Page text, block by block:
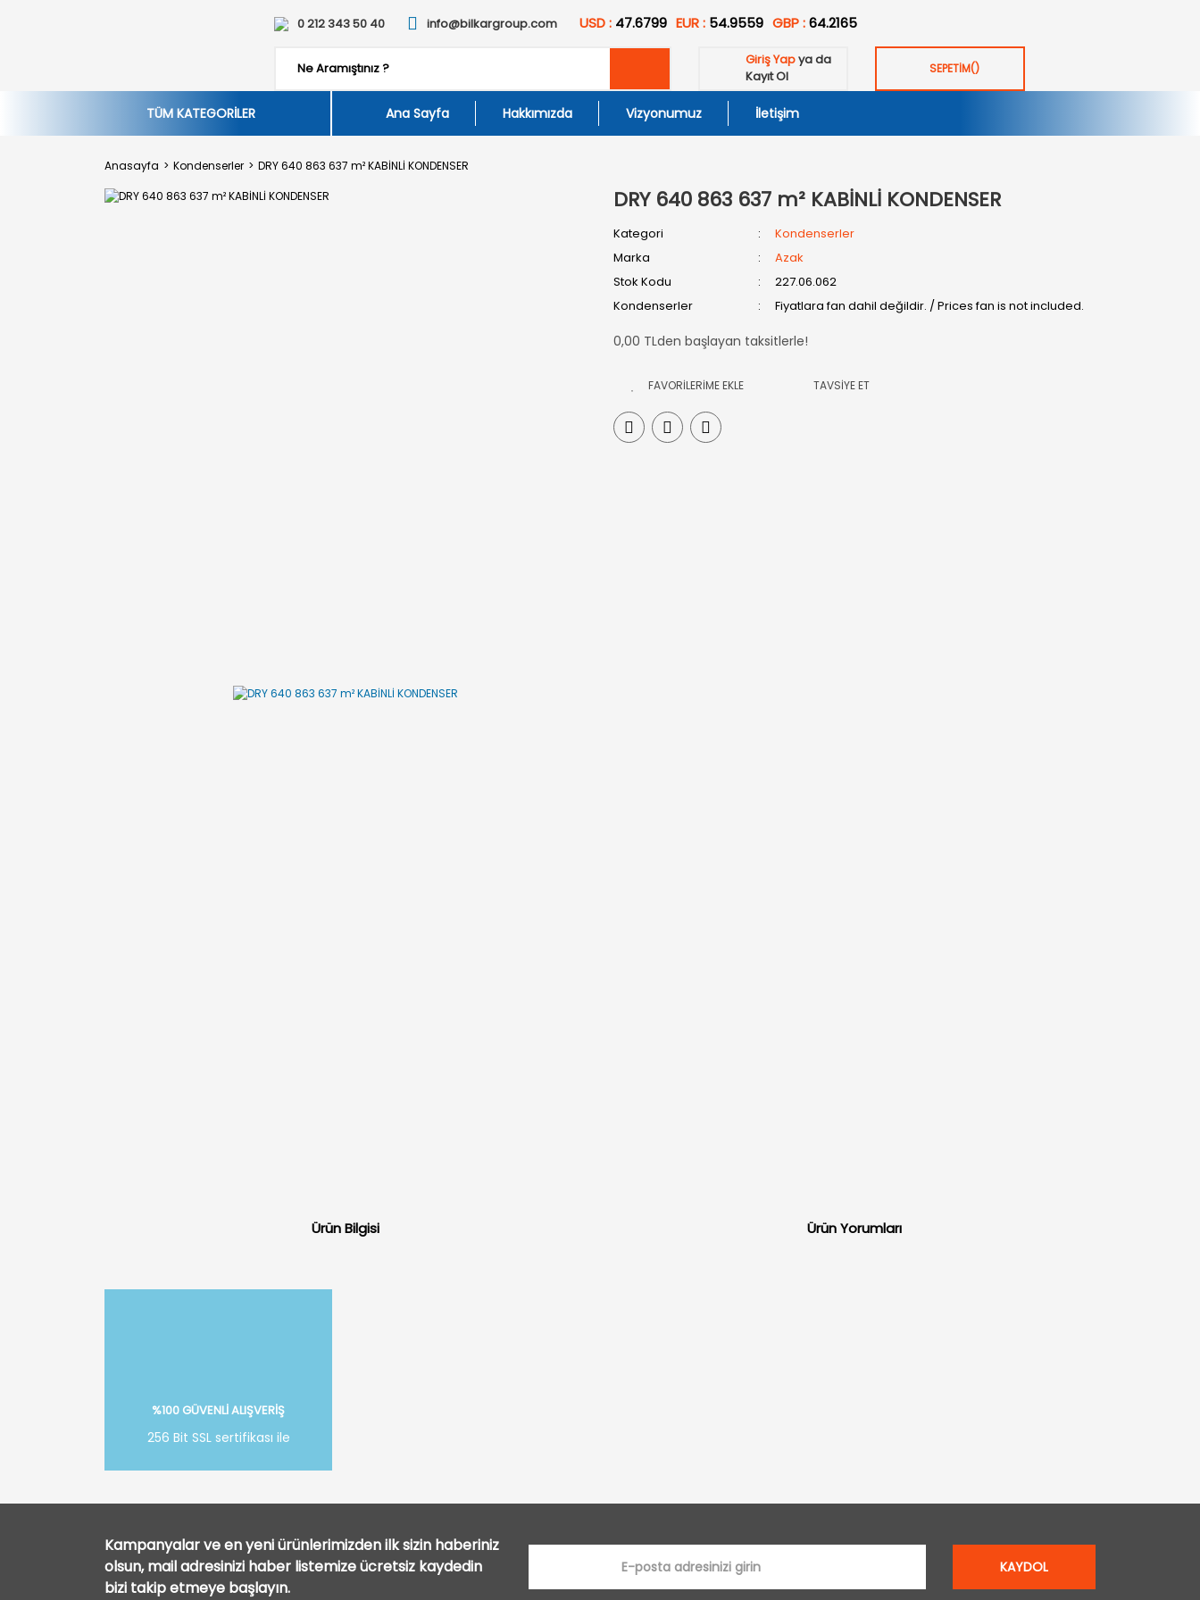
0 212 343 50 40 info@bilkargroup.com USD : 47.6799 EUR : 54.9559 GBP :64.2165
Giriş Yapya da
Kayıt Ol
SEPETİM()
TÜM KATEGORİLER Ana Sayfa Hakkımızda Vizyonumuz İletişim
Anasayfa Kondenserler DRY 640 863 637 m² KABİNLİ KONDENSER
DRY 640 863 637 m² KABİNLİ KONDENSER
Kategori
Kondenserler
Marka
Azak
Stok Kodu
227.06.062
Kondenserler
Fiyatlara fan dahil değildir. / Prices fan is not included.
0,00 TLden başlayan taksitlerle!
TAVSİYE ET
Ürün Bilgisi Ürün Yorumları
%100 GÜVENLİ ALIŞVERİŞ
256 Bit SSL sertifikası ile
Kampanyalar ve en yeni ürünlerimizden ilk sizin haberiniz
olsun, mail adresinizi haber listemize ücretsiz kaydedin
bizi takip etmeye başlayın.
KAYDOL